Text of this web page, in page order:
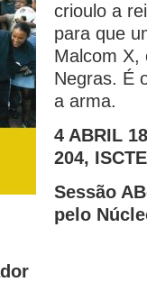
crioulo a
para que
Malcom X,
Negras. É
a arma.
4 ABRIL
204,
Sessão
pelo